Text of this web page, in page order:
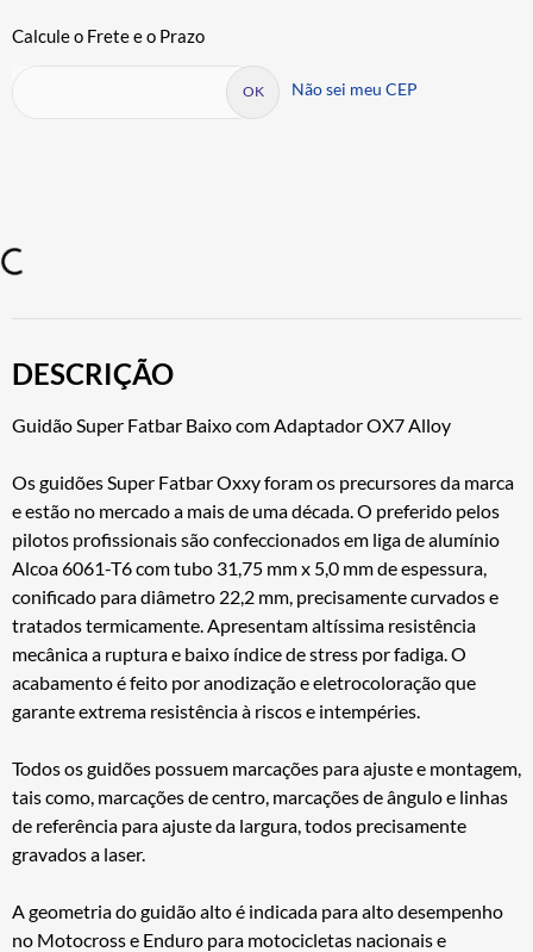
Não sei meu CEP
DESCRIÇÃO
Guidão Super Fatbar Baixo com Adaptador OX7 Alloy
Os guidões Super Fatbar Oxxy foram os precursores da marca
e estão no mercado a mais de uma década. O preferido pelos
pilotos profissionais são confeccionados em liga de alumínio
Alcoa 6061-T6 com tubo 31,75 mm x 5,0 mm de espessura,
conificado para diâmetro 22,2 mm, precisamente curvados e
tratados termicamente. Apresentam altíssima resistência
mecânica a ruptura e baixo índice de stress por fadiga. O
acabamento é feito por anodização e eletrocoloração que
garante extrema resistência à riscos e intempéries.
Todos os guidões possuem marcações para ajuste e montagem,
tais como, marcações de centro, marcações de ângulo e linhas
de referência para ajuste da largura, todos precisamente
gravados a laser.
A geometria do guidão alto é indicada para alto desempenho
no Motocross e Enduro para motocicletas nacionais e